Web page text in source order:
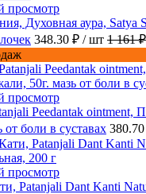
просмотр
Духовная аура, Satya
348.30 ₽ / шт 1 161 ₽
просмотр
Peedantak ointment,
от боли в суставах
просмотр
Patanjali Dant Kanti